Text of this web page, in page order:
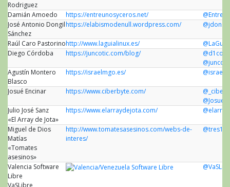
Rodriguez
Damián Amoedo https://entreunosyceros.net/
José Antonio Dongil
Sánchez
https://elabismodenull.wordpress.com/
Raúl Caro Pastorinohttp://www.laguialinux.es/
Diego Córdoba
https://juncotic.com/blog/
@d1cor
Agustín Montero
Blasco
https://israelmgo.es/
Josué Encinar https://www.ciberbyte.com/
Julio José Sanz
«El Array de Jota»
https://www.elarraydejota.com/
Miguel de Dios
Matías
«Tomates
asesinos»
http://www.tomatesasesinos.com/webs-de-
interes/
Valencia Software
Libre